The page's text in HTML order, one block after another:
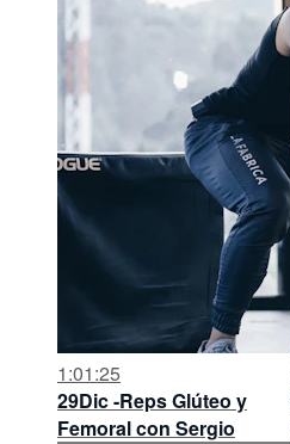
1:01:25
29Dic -Reps Glúteo y
Femoral con Sergio